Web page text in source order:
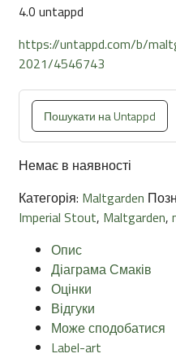
4.0 untappd
https://untappd.com/b/
2021/4546743
Пошукати на Untappd
Немає в наявності
Категорія: Maltgarden
Imperial Stout, Maltgarden,
Опис
Діаграма Смаків
Оцінки
Відгуки
Може сподобатися
Label-art